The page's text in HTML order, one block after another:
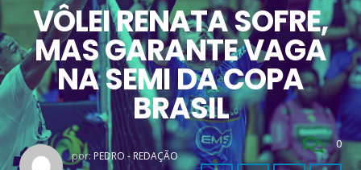
VÔLEI RENATA SOFRE,
MAS GARANTE VAGA
NA SEMI DA COPA
BRASIL
por: PEDRO - REDAÇÃO
0